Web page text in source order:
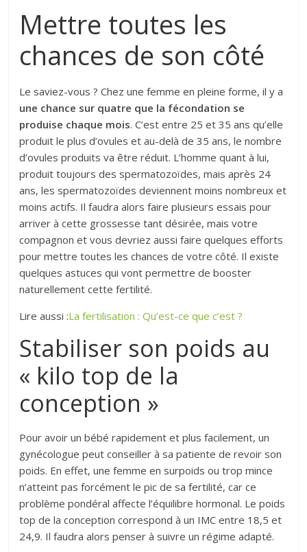
Mettre toutes les
chances de son côté
Le saviez-vous ? Chez une femme en pleine forme, il y a
une chance sur quatre que la fécondation se
produise chaque mois. C’est entre 25 et 35 ans qu’elle
produit le plus d’ovules et au-delà de 35 ans, le nombre
d’ovules produits va être réduit. L’homme quant à lui,
produit toujours des spermatozoïdes, mais après 24
ans, les spermatozoïdes deviennent moins nombreux et
moins actifs. Il faudra alors faire plusieurs essais pour
arriver à cette grossesse tant désirée, mais votre
compagnon et vous devriez aussi faire quelques efforts
pour mettre toutes les chances de votre côté. Il existe
quelques astuces qui vont permettre de booster
naturellement cette fertilité.
Lire aussi :La fertilisation : Qu’est-ce que c’est ?
Stabiliser son poids au
« kilo top de la
conception »
Pour avoir un bébé rapidement et plus facilement, un
gynécologue peut conseiller à sa patiente de revoir son
poids. En effet, une femme en surpoids ou trop mince
n’atteint pas forcément le pic de sa fertilité, car ce
problème pondéral affecte l’équilibre hormonal. Le poids
top de la conception correspond à un IMC entre 18,5 et
24,9. Il faudra alors penser à suivre un régime adapté.